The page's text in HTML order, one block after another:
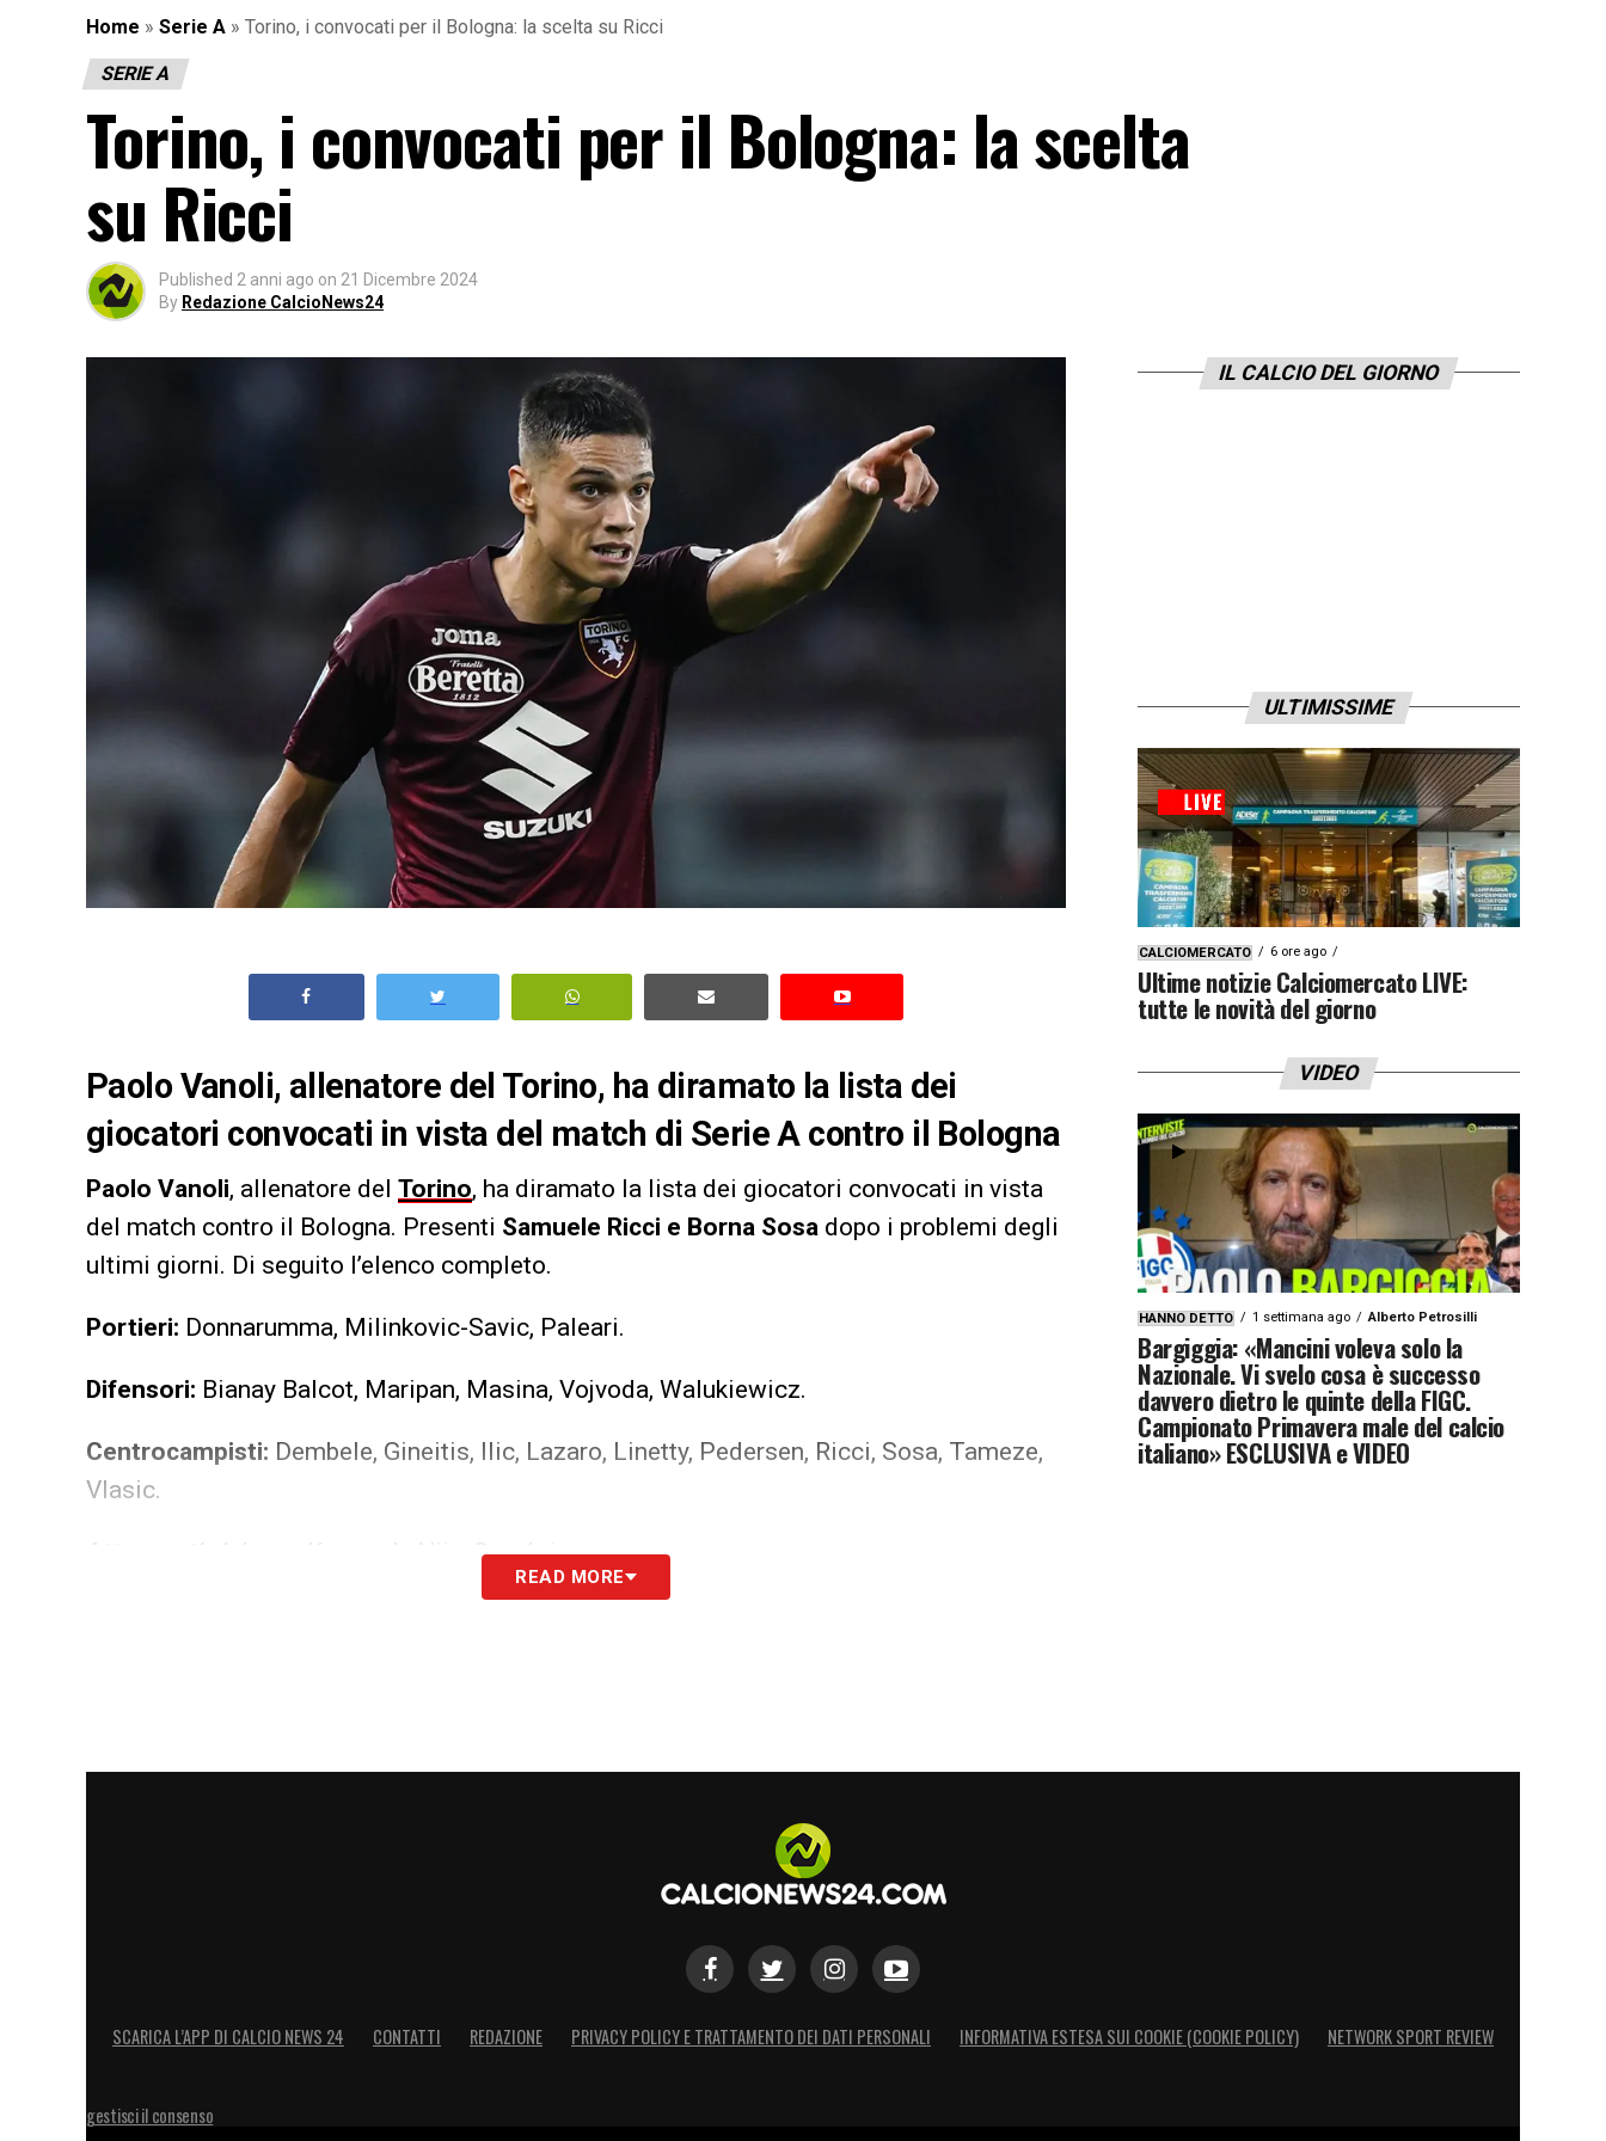
Home » Serie A » Torino, i convocati per il Bologna: la scelta su Ricci
SERIE A
Torino, i convocati per il Bologna: la scelta
su Ricci
Published 2 anni ago on 21 Dicembre 2024
By Redazione CalcioNews24
Paolo Vanoli, allenatore del Torino, ha diramato la lista dei
giocatori convocati in vista del match di Serie A contro il Bologna
Paolo Vanoli, allenatore del Torino, ha diramato la lista dei giocatori convocati in vista
del match contro il Bologna. Presenti Samuele Ricci e Borna Sosa dopo i problemi degli
ultimi giorni. Di seguito l’elenco completo.
Portieri: Donnarumma, Milinkovic-Savic, Paleari.
Difensori: Bianay Balcot, Maripan, Masina, Vojvoda, Walukiewicz.
Centrocampisti: Dembele, Gineitis, Ilic, Lazaro, Linetty, Pedersen, Ricci, Sosa, Tameze,
Vlasic.
Adams, Karamoh, Njie, Sanabria.
READ MORE
IL CALCIO DEL GIORNO
ULTIMISSIME
CALCIOMERCATO 6 ore ago
Ultime notizie Calciomercato LIVE:
tutte le novità del giorno
VIDEO
HANNO DETTO 1 settimana ago Alberto Petrosilli
Bargiggia: «Mancini voleva solo la
Nazionale. Vi svelo cosa è successo
davvero dietro le quinte della FIGC.
Campionato Primavera male del calcio
italiano» ESCLUSIVA e VIDEO
SCARICA L’APP DI CALCIO NEWS 24 CONTATTI REDAZIONE PRIVACY POLICY E TRATTAMENTO DEI DATI PERSONALI INFORMATIVA ESTESA SUI COOKIE (COOKIE POLICY) NETWORK SPORT REVIEW
gestisci il consenso